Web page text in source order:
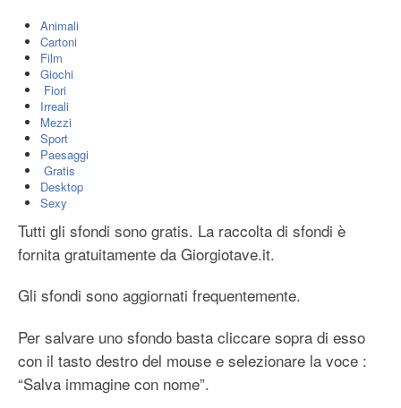
Animali
Cartoni
Film
Giochi
Fiori
Irreali
Mezzi
Sport
Paesaggi
Gratis
Desktop
Sexy
Tutti gli sfondi sono gratis. La raccolta di sfondi è
fornita gratuitamente da Giorgiotave.it.
Gli sfondi sono aggiornati frequentemente.
Per salvare uno sfondo basta cliccare sopra di esso
con il tasto destro del mouse e selezionare la voce :
“Salva immagine con nome”.